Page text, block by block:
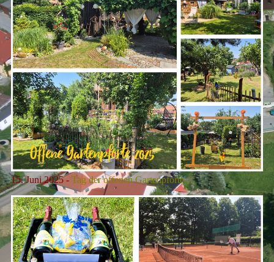
15. Juni2025 - Tag der offenen Gartenpforte